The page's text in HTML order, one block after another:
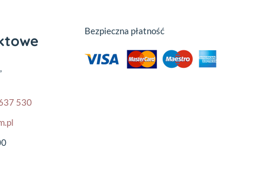
530
Bezpieczna płatność